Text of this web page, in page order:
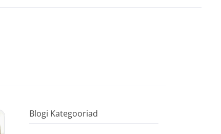
Blogi Kategooriad